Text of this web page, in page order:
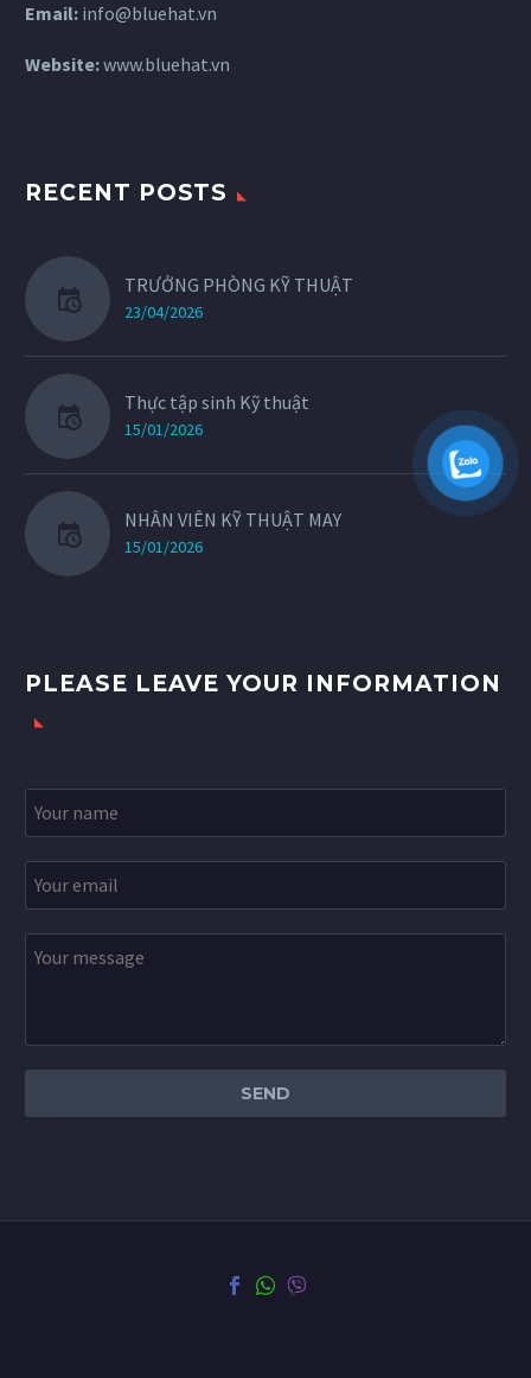
Email: info@bluehat.vn
Website:www.bluehat.vn
RECENT POSTS
TRƯỞNG PHÒNG KỸ THUẬT
23/04/2026
Thực tập sinh Kỹ thuật
15/01/2026
NHÂN VIÊN KỸ THUẬT MAY
15/01/2026
PLEASE LEAVE YOUR INFORMATION